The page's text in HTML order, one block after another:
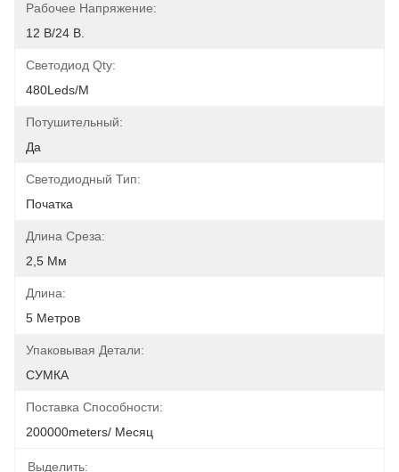
Рабочее Напряжение:
12 В/24 В.
Светодиод Qty:
480Leds/m
Потушительный:
Да
Светодиодный Тип:
Початка
Длина Среза:
2,5 Мм
Длина:
5 Метров
Упаковывая Детали:
СУМКА
Поставка Способности:
200000meters/ Месяц
Выделить: